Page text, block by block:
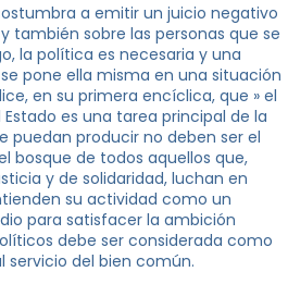
a emitir un juicio negativo
también sobre las personas que se
la política es necesaria y una
pone ella misma en una situación
en su primera encíclica, que » el
es una tarea principal de la
puedan producir no deben ser el
bosque de todos aquellos que,
y de solidaridad, luchan en
su actividad como un
para satisfacer la ambición
debe ser considerada como
servicio del bien común.